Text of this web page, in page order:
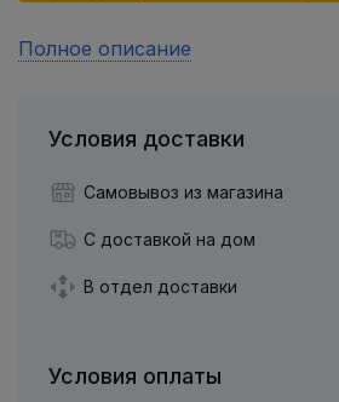
Полное описание
Условия доставки
Самовывоз из магазина
С доставкой на дом
В отдел доставки
Условия оплаты